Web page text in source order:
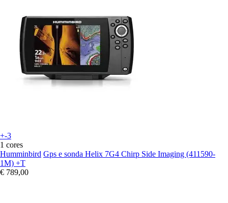
+-3
1 cores
Humminbird Gps e sonda Helix 7G4 Chirp Side Imaging (411590-
1M) +T
€ 789,00